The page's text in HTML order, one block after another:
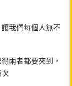
我們每個人無不
兩者都要夾到，